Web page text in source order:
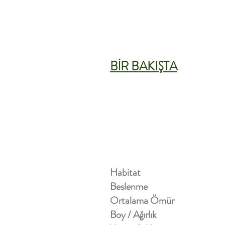
BİR BAKIŞTA
Habitat
Beslenme
Ortalama Ömür
Boy / Ağırlık